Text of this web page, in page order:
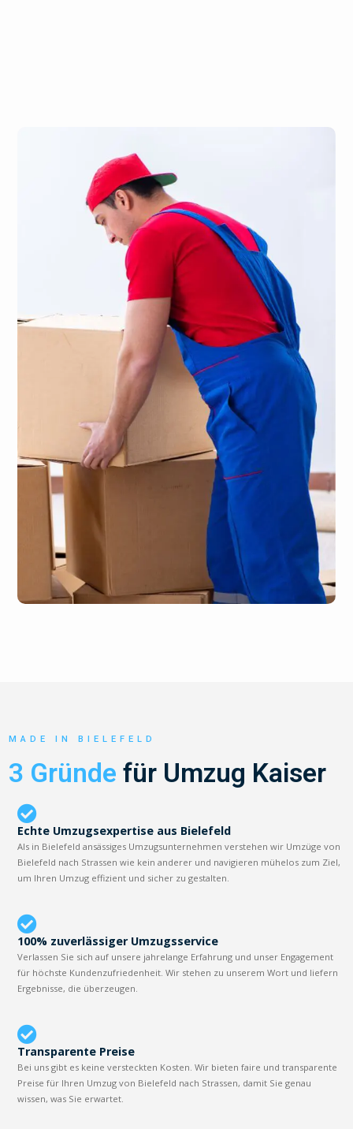
MADE IN BIELEFELD
3 Gründe für Umzug Kaiser
Echte Umzugsexpertise aus Bielefeld
Als in Bielefeld ansässiges Umzugsunternehmen verstehen wir Umzüge von
Bielefeld nach Strassen wie kein anderer und navigieren mühelos zum Ziel,
um Ihren Umzug effizient und sicher zu gestalten.
100% zuverlässiger Umzugsservice
Verlassen Sie sich auf unsere jahrelange Erfahrung und unser Engagement
für höchste Kundenzufriedenheit. Wir stehen zu unserem Wort und liefern
Ergebnisse, die überzeugen.
Transparente Preise
Bei uns gibt es keine versteckten Kosten. Wir bieten faire und transparente
Preise für Ihren Umzug von Bielefeld nach Strassen, damit Sie genau
wissen, was Sie erwartet.